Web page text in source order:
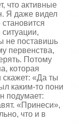
что активные
Я даже видел
не поставишь
первенства,
Потому
которая
скажет: «Да ты
каким-то пони
подумает:
«Принеси»,
что и в